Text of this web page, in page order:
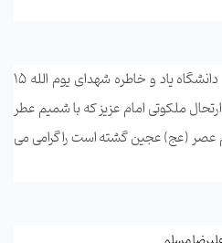
دانشگاه یاد و خاطره شهدای یوم الله 15
ملکوتی امام عزیز که با شمیم عطر
عصر (عج) عجین گشته است را گرامی می